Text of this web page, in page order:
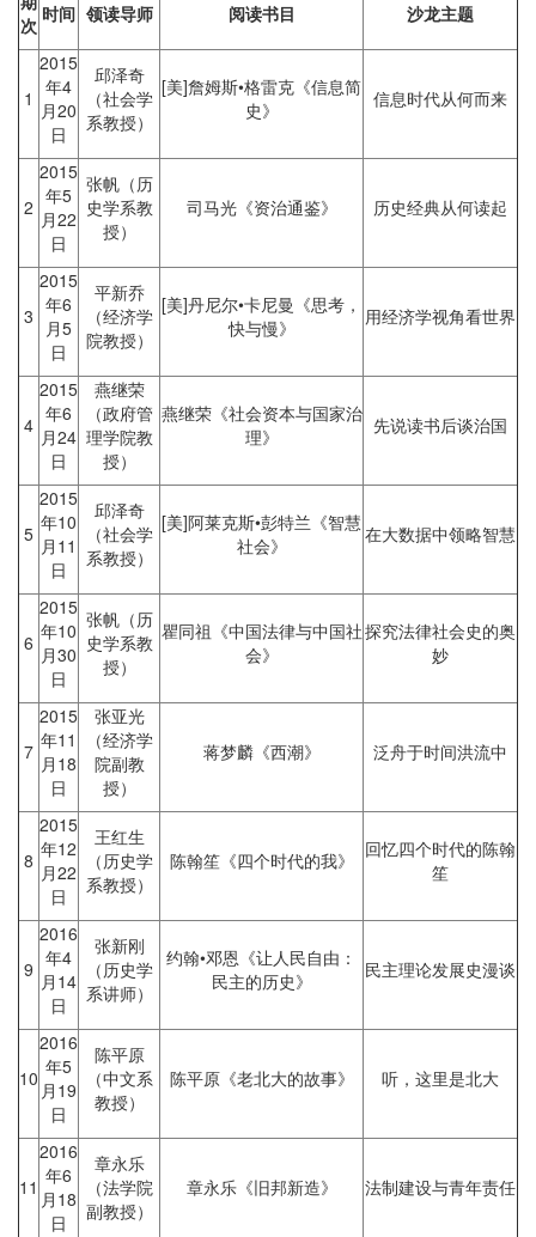
次 时间 领读导师 阅读书目 沙龙主题
1
2015
年4
月20
日
邱泽奇
（社会学
系教授）
[美]詹姆斯•格雷克《信息简
史》
信息时代从何而来
2
2015
年5
月22
日
张帆（历
史学系教
授）
司马光《资治通鉴》 历史经典从何读起
3
2015
年6
月5
日
平新乔
（经济学
院教授）
[美]丹尼尔•卡尼曼《思考，
快与慢》
用经济学视角看世界
4
2015
年6
月24
日
燕继荣
（政府管
理学院教
授）
燕继荣《社会资本与国家治
理》
先说读书后谈治国
5
2015
年10
月11
日
邱泽奇
（社会学
系教授）
[美]阿莱克斯•彭特兰《智慧
社会》
在大数据中领略智慧
6
2015
年10
月30
日
张帆（历
史学系教
授）
瞿同祖《中国法律与中国社
会》
探究法律社会史的奥
妙
7
2015
年11
月18
日
张亚光
（经济学
院副教
授）
蒋梦麟《西潮》 泛舟于时间洪流中
8
2015
年12
月22
日
王红生
（历史学
系教授）
陈翰笙《四个时代的我》
回忆四个时代的陈翰
笙
9
2016
年4
月14
日
张新刚
（历史学
系讲师）
约翰•邓恩《让人民自由：
民主的历史》
民主理论发展史漫谈
10
2016
年5
月19
日
陈平原
（中文系
教授）
陈平原《老北大的故事》 听，这里是北大
11
2016
年6
月18
日
章永乐
（法学院
副教授）
章永乐《旧邦新造》 法制建设与青年责任